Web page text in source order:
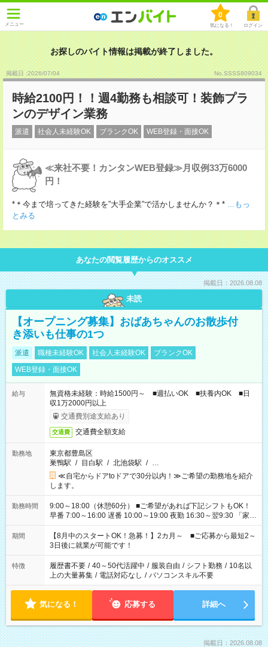
メニュー
0
気になる！ ログイン
お探しのバイト情報は掲載が終了しました。
掲載日 :2026/07/04 No.SSSS809034
時給2100円！！週4勤務も相談可！装飾プラ
ンのデザイン業務
派遣 社会人未経験OK ブランクOK WEB登録・面接OK
≪来社不要！カンタンWEB登録≫月収例33万6000
円！
*＊今まで培ってきた経験を”大手企業”で活かしませんか？＊* ...もっ
とみる
あなたの閲覧履歴からのオススメ
掲載日：2026.08.08
未読
【オープニング募集】おばあちゃんのお散歩付
き添いも仕事の1つ
派遣 職種未経験OK 社会人未経験OK
ブランクOK
WEB登録・面接OK
給与
無資格未経験：時給1500円～ ■週払いOK ■扶養内OK ■日
収1万2000円以上
交通費別途支給あり
交通費 交通費全額支給
勤務地
東京都豊島区
巣鴨駅 / 目白駅 / 北池袋駅 / …
≪自宅からドアtoドアで30分以内！≫ご希望の勤務地を紹介
します。
勤務時間
9:00～18:00（休憩60分） ■ご希望があれば下記シフトもOK！
早番 7:00～16:00 遅番 10:00～19:00 夜勤 16:30～翌9:30 「家族
と休みを合わせたい」 「余裕を持って夕飯の準備がしたい」
「できれば残業はしたくない」 など、ご希望を教えてください
ね。 ※Wワーク希望の方へ 今ご覧のお仕事で希望する勤務時間
と、もう1つのお仕事の勤務時間。 合計で週40時間を超える場
合は応募できません。
期間
【8月中のスタートOK！急募！】2カ月～ ■ご応募から最短2～
3日後に就業が可能です！
特徴 履歴書不要 / 40～50代活躍中 / 服装自由 / シフト勤務 / 10名以
上の大量募集 / 電話対応なし / パソコンスキル不要
気になる！ 応募する 詳細へ
掲載日：2026.08.08